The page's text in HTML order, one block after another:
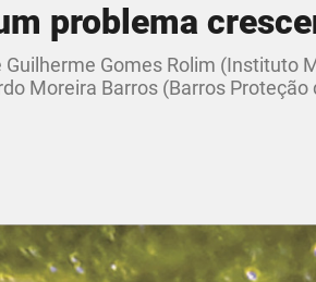
problema
Gomes Rolim (Instituto
Moreira Barros (Barros